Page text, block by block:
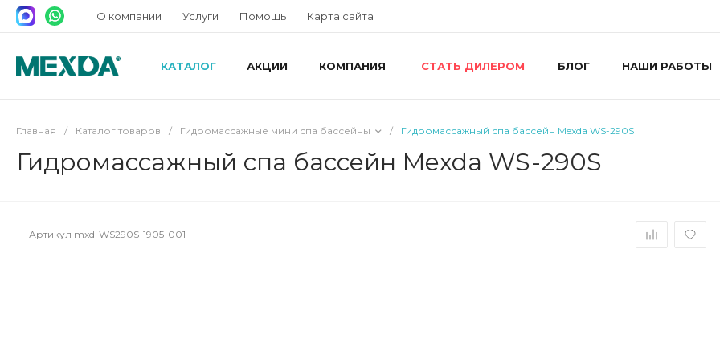
О компании Услуги Помощь Карта сайта
КАТАЛОГ АКЦИИ КОМПАНИЯ СТАТЬ ДИЛЕРОМ БЛОГ НАШИ РАБОТЫ
Главная / Каталог товаров / Гидромассажные мини спа бассейны / Гидромассажный спа бассейн Mexda WS-290S
Гидромассажный спа бассейн Mexda WS-290S
Артикул mxd-WS290S-1905-001